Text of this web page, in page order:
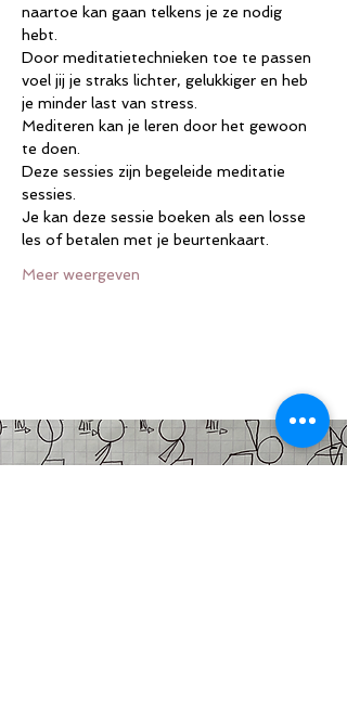
naartoe kan gaan telkens je ze nodig
hebt.
Door meditatietechnieken toe te passen
voel jij je straks lichter, gelukkiger en heb
je minder last van stress.
Mediteren kan je leren door het gewoon
te doen.
Deze sessies zijn begeleide meditatie
sessies.
Je kan deze sessie boeken als een losse
les of betalen met je beurtenkaart.
Meer weergeven